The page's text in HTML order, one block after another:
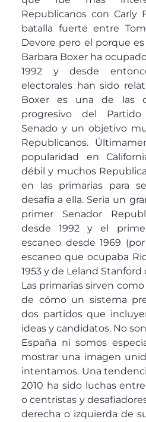
Republicanos con Carly
batalla fuerte entre
Devore pero el porque
Barbara Boxer ha
1992 y desde
electorales han sido
Boxer es una de las
progresivo del
Senado y un objetivo
Republicanos.
popularidad en
débil y muchos
en las primarias para
desafía a ella. Seria un
primer Senador
desde 1992 y el
escaneo desde 1969
escaneo que ocupaba
1953 y de Leland Stanford
Las primarias sirven
de cómo un sistema
dos partidos que
ideas y candidatos. No
España ni somos
mostrar una imagen
intentamos. Una
2010 ha sido luchas
o centristas y
derecha o izquierda de